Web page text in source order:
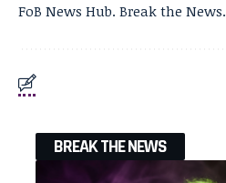
FoB News Hub. Break the News.
BREAK THE NEWS